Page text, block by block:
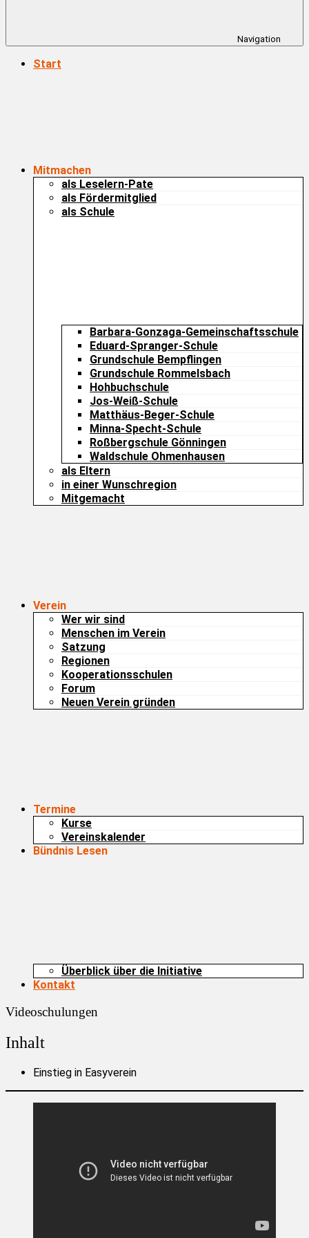
Navigation
Start
Mitmachen
als Leselern-Pate
als Fördermitglied
als Schule
Barbara-Gonzaga-Gemeinschaftsschule
Eduard-Spranger-Schule
Grundschule Bempflingen
Grundschule Rommelsbach
Hohbuchschule
Jos-Weiß-Schule
Matthäus-Beger-Schule
Minna-Specht-Schule
Roßbergschule Gönningen
Waldschule Ohmenhausen
als Eltern
in einer Wunschregion
Mitgemacht
Verein
Wer wir sind
Menschen im Verein
Satzung
Regionen
Kooperationsschulen
Forum
Neuen Verein gründen
Termine
Kurse
Vereinskalender
Bündnis Lesen
Überblick über die Initiative
Kontakt
Videoschulungen
Inhalt
Einstieg in Easyverein